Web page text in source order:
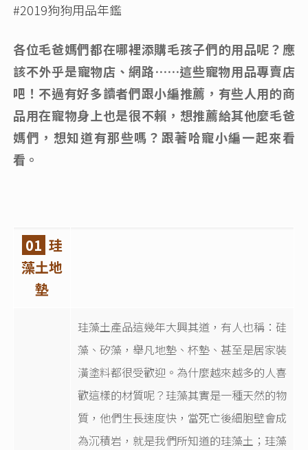
#2019狗狗用品年鑑
各位毛爸媽們都在哪裡添購毛孩子們的用品呢？應
該不外乎是寵物店、網路……這些寵物用品專賣店
吧！不過有好多讀者們跟小編推薦，有些人用的商
品用在寵物身上也是很不賴，想推薦給其他麼毛爸
媽們，想知道有那些嗎？跟著哈寵小編一起來看
看。
01 珪
藻土地
墊
珪藻土產品這幾年大興其道，有人也稱：硅
藻、矽藻，舉凡地墊、杯墊、甚至是居家裝
潢塗料都很受歡迎。為什麼越來越多的人喜
歡這樣的材質呢？珪藻其實是一種天然的物
質，他們生長速度快，當死亡後細胞壁會成
為沉積岩，就是我們所知道的珪藻土；珪藻